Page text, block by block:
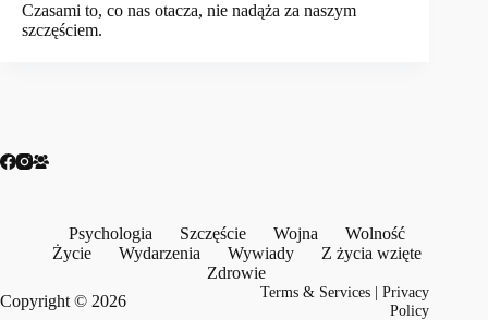
Czasami to, co nas otacza, nie nadąża za naszym
szczęściem.
Psychologia Szczęście Wojna
Wolność
Życie
Wydarzenia Wywiady
Z życia wzięte
Zdrowie
Copyright © 2026
Terms & Services |Privacy
Policy